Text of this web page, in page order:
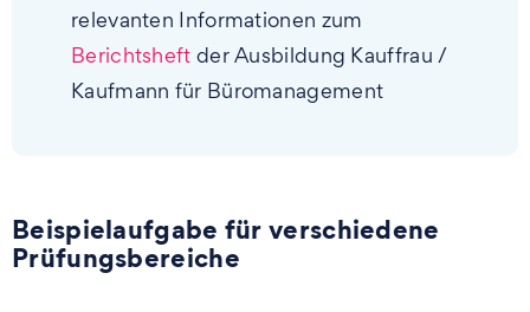
relevanten Informationen zum
Berichtsheft der Ausbildung Kauffrau /
Kaufmann für Büromanagement
Beispielaufgabe für verschiedene
Prüfungsbereiche